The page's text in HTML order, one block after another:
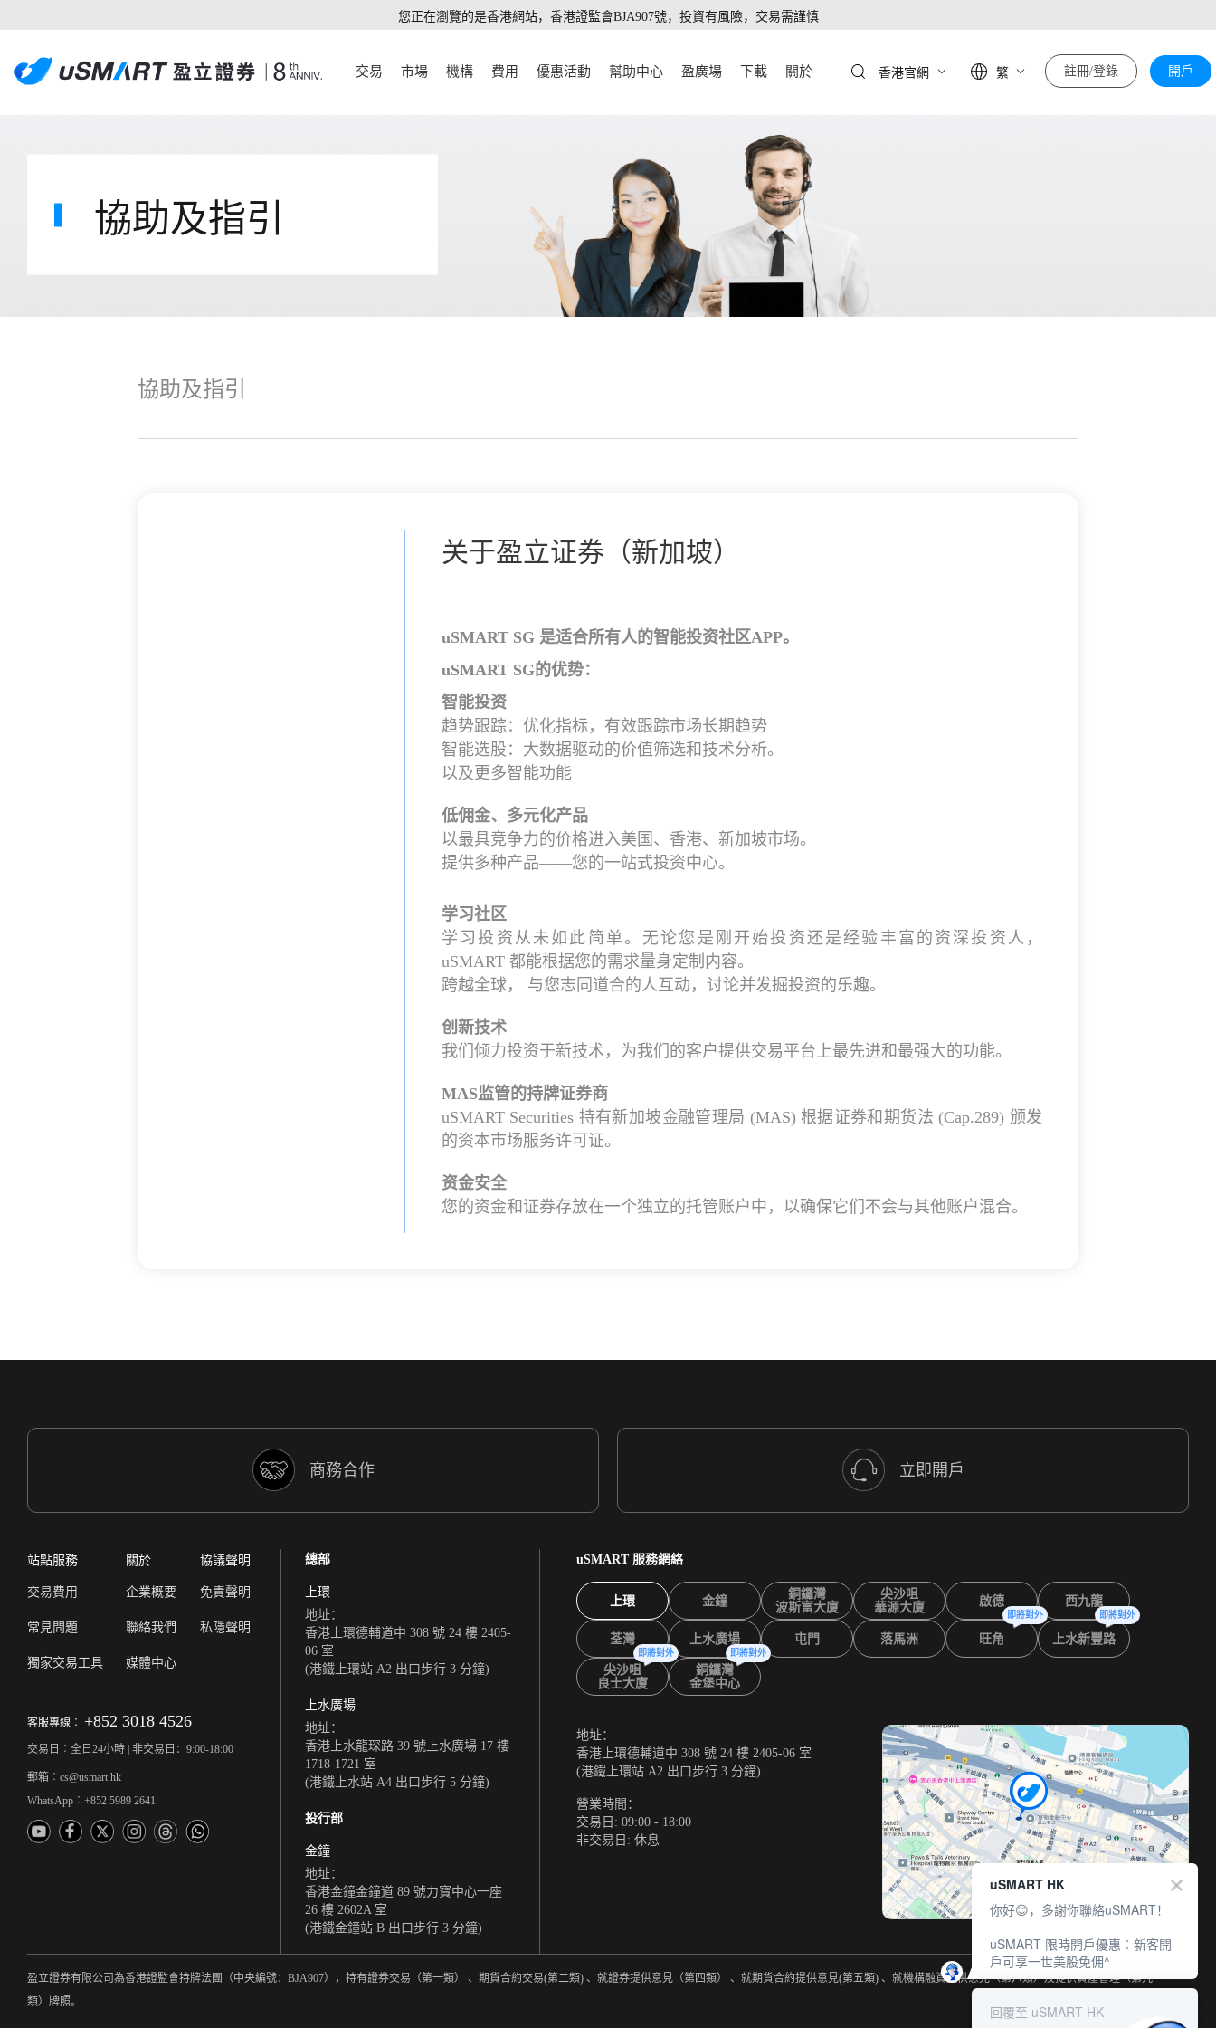
您正在瀏覽的是香港網站，香港證監會BJA907號，投資有風險，交易需謹慎
交易 市場 機構 費用 優惠活動 幫助中心 盈廣場 下載 關於 香港官網 繁 註冊/登錄 開戶
協助及指引
協助及指引
关于盈立证券（新加坡）
uSMART SG 是适合所有人的智能投资社区APP。
uSMART SG的优势：
智能投资
趋势跟踪：优化指标，有效跟踪市场长期趋势
智能选股：大数据驱动的价值筛选和技术分析。
以及更多智能功能
低佣金、多元化产品
以最具竞争力的价格进入美国、香港、新加坡市场。
提供多种产品——您的一站式投资中心。
学习社区
学习投资从未如此简单。无论您是刚开始投资还是经验丰富的资深投资人，
uSMART 都能根据您的需求量身定制内容。
跨越全球， 与您志同道合的人互动，讨论并发掘投资的乐趣。
创新技术
我们倾力投资于新技术，为我们的客户提供交易平台上最先进和最强大的功能。
MAS监管的持牌证券商
uSMART Securities 持有新加坡金融管理局 (MAS) 根据证券和期货法 (Cap.289) 颁发
的资本市场服务许可证。
资金安全
您的资金和证券存放在一个独立的托管账户中，以确保它们不会与其他账户混合。
商務合作 立即開戶
站點服務
交易費用
常見問題
獨家交易工具
關於
企業概要
聯絡我們
媒體中心
協議聲明
免責聲明
私隱聲明
客服專線︰ +852 3018 4526
交易日︰全日24小時 | 非交易日：9:00-18:00
郵箱︰cs@usmart.hk
WhatsApp︰+852 5989 2641
總部
上環
地址：
香港上環德輔道中 308 號 24 樓 2405-
06 室
(港鐵上環站 A2 出口步行 3 分鐘)
上水廣場
地址：
香港上水龍琛路 39 號上水廣場 17 樓
1718-1721 室
(港鐵上水站 A4 出口步行 5 分鐘)
投行部
金鐘
地址：
香港金鐘金鐘道 89 號力寶中心一座
26 樓 2602A 室
(港鐵金鐘站 B 出口步行 3 分鐘)
uSMART 服務網絡
上環 金鐘
銅鑼灣
波斯富大廈
尖沙咀
華源大廈
啟德 西九龍
荃灣 上水廣場 屯門 落馬洲 旺角
即將對外
上水新豐路
即將對外
尖沙咀
良士大廈
即將對外
銅鑼灣
金堡中心
即將對外
地址：
香港上環德輔道中 308 號 24 樓 2405-06 室
(港鐵上環站 A2 出口步行 3 分鐘)
營業時間：
交易日: 09:00 - 18:00
非交易日: 休息
盈立證券有限公司為香港證監會持牌法團（中央編號：BJA907），持有證券交易（第一類） 、期貨合約交易(第二類) 、就證券提供意見（第四類） 、就期貨合約提供意見(第五類) 、就機構融資提供意見（第六類）及提供資產管理（第九
類）牌照。
uSMART HK
你好😊，多謝你聯絡uSMART！
uSMART 限時開戶優惠︰新客開
戶可享一世美股免佣^
回覆至 uSMART HK